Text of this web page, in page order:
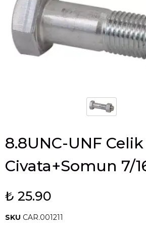
8.8UNC-UNF Celik
Civata+Somun 7/
₺ 25.90
SKU CAR.001211